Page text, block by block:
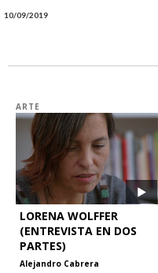
10/09/2019
ARTE
LORENA WOLFFER
(ENTREVISTA EN DOS
PARTES)
Alejandro Cabrera